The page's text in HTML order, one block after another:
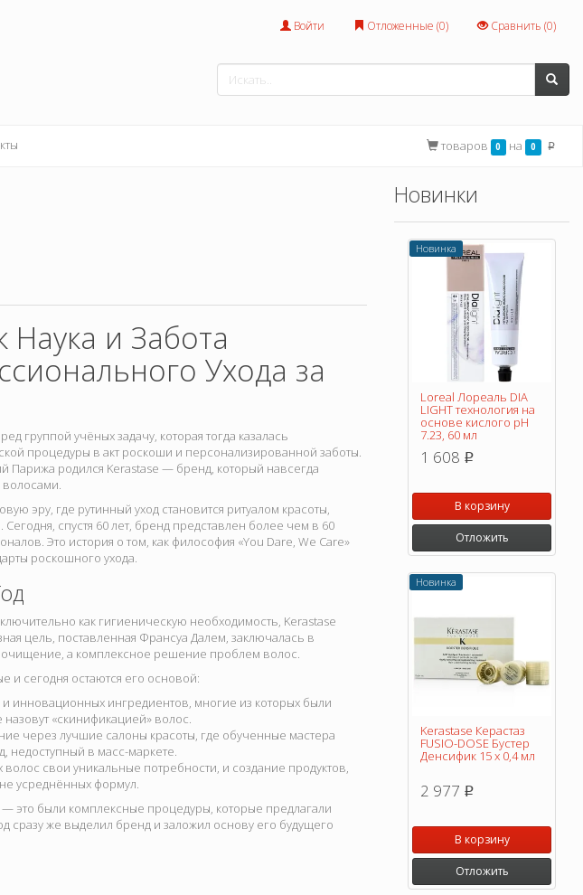
Войти Отложенные (0) Сравнить (0)
товаров 0 на 0 p
Наука и Забота
Ухода за
группой учёных задачу, которая тогда казалась
процедуры в акт роскоши и персонализированной заботы.
Парижа родился Kerastase — бренд, который навсегда
эру, где рутинный уход становится ритуалом красоты,
спустя 60 лет, бренд представлен более чем в 60
Это история о том, как философия «You Dare, We Care»
роскошного ухода.
как гигиеническую необходимость, Kerastase
цель, поставленная Франсуа Далем, заключалась в
очищение, а комплексное решение проблем волос.
и сегодня остаются его основой:
инновационных ингредиентов, многие из которых были
«скинификацией» волос.
через лучшие салоны красоты, где обученные мастера
недоступный в масс-маркете.
свои уникальные потребности, и создание продуктов,
усреднённых формул.
это были комплексные процедуры, которые предлагали
сразу же выделил бренд и заложил основу его будущего
Новинки
Новинка
Loreal Лореаль DIA
LIGHT технология на
основе кислого pH
7.23, 60 мл
1 608 p
В корзину
Отложить
Новинка
Kerastase Керастаз
FUSIO-DOSE Бустер
Денсифик 15 x 0,4 мл
2 977 p
В корзину
Отложить